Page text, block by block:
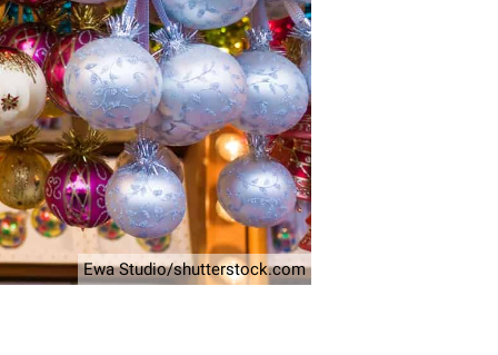
Ewa Studio/shutterstock.com